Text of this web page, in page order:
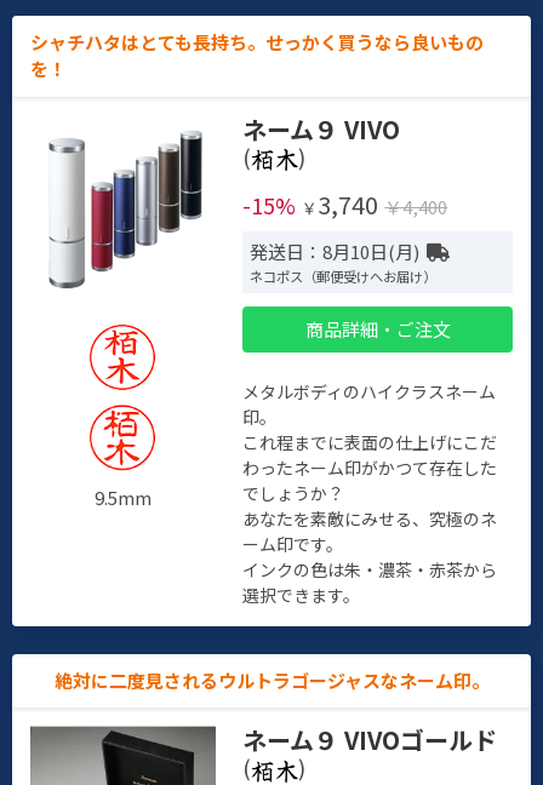
シャチハタはとても長持ち。せっかく買うなら良いもの
を！
9.5mm
ネーム９ VIVO
(
)
-15% ￥ 3,740 ￥4,400
発送日：8月10日(月)
ネコポス（郵便受けへお届け）
商品詳細・ご注文
メタルボディのハイクラスネーム
印。
これ程までに表面の仕上げにこだ
わったネーム印がかつて存在した
でしょうか？
あなたを素敵にみせる、究極のネ
ーム印です。
インクの色は朱・濃茶・赤茶から
選択できます。
絶対に二度見されるウルトラゴージャスなネーム印。
ネーム９ VIVOゴールド
(
)